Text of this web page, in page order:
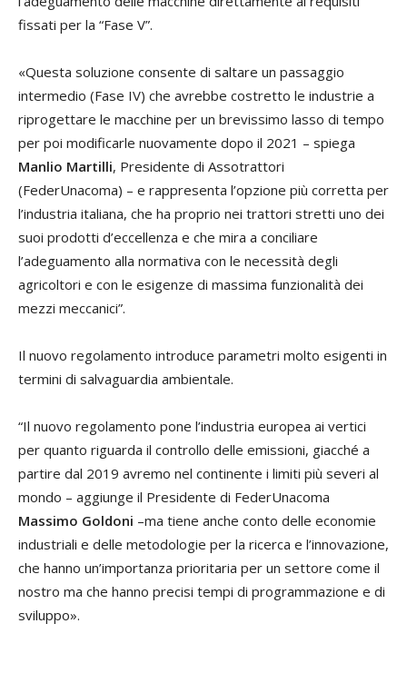
fissati per la “Fase V”.
«Questa soluzione consente di saltare un passaggio
intermedio (Fase IV) che avrebbe costretto le industrie a
riprogettare le macchine per un brevissimo lasso di tempo
per poi modificarle nuovamente dopo il 2021 – spiega
Manlio Martilli, Presidente di Assotrattori
(FederUnacoma) – e rappresenta l’opzione più corretta per
l’industria italiana, che ha proprio nei trattori stretti uno dei
suoi prodotti d’eccellenza e che mira a conciliare
l’adeguamento alla normativa con le necessità degli
agricoltori e con le esigenze di massima funzionalità dei
mezzi meccanici”.
Il nuovo regolamento introduce parametri molto esigenti in
termini di salvaguardia ambientale.
“Il nuovo regolamento pone l’industria europea ai vertici
per quanto riguarda il controllo delle emissioni, giacché a
partire dal 2019 avremo nel continente i limiti più severi al
mondo – aggiunge il Presidente di FederUnacoma
Massimo Goldoni –ma tiene anche conto delle economie
industriali e delle metodologie per la ricerca e l’innovazione,
che hanno un’importanza prioritaria per un settore come il
nostro ma che hanno precisi tempi di programmazione e di
sviluppo».